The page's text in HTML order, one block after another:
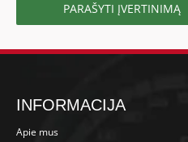
PARAŠYTI ĮVERTINIMĄ
INFORMACIJA
Apie mus